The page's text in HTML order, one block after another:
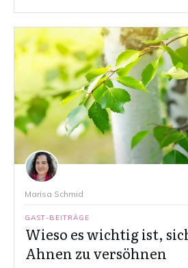
Marisa Schmid
GAST-BEITRÄGE
Wieso es wichtig ist,
Ahnen zu versöhnen